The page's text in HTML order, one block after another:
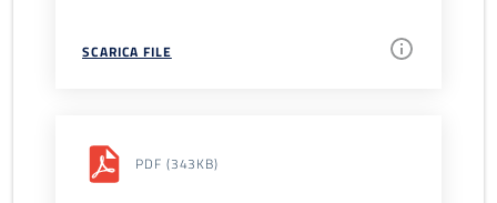
SCARICA FILE
PDF (343KB)